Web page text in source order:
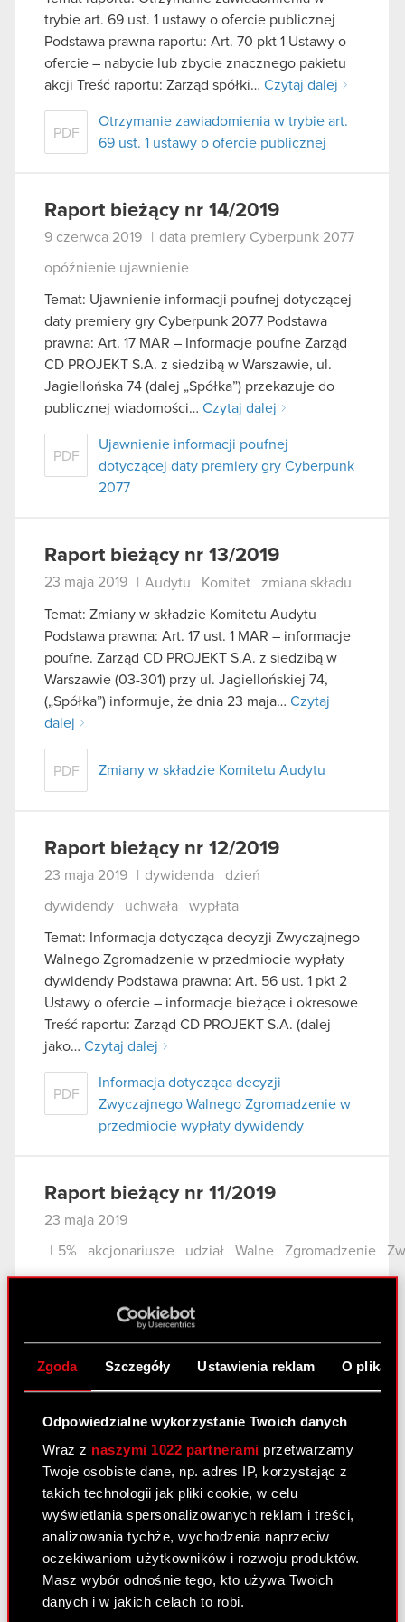
Zgoda Szczegóły Ustawienia reklam O
Odpowiedzialne wykorzystanie Twoich danych
Wraz z naszymi 1022 partnerami przetwarzamy
Twoje osobiste dane, np. adres IP, korzystając z
takich technologii jak pliki cookie, w celu
wyświetlania spersonalizowanych reklam i treści,
analizowania tychże, wychodzenia naprzeciw
oczekiwaniom użytkowników i rozwoju produktów.
Masz wybór odnośnie tego, kto używa Twoich
danych i w jakich celach to robi.
trybie art. 69 ust. 1 ustawy o ofercie publicznej
Podstawa prawna raportu: Art. 70 pkt 1 Ustawy o
ofercie – nabycie lub zbycie znacznego pakietu
akcji Treść raportu: Zarząd spółki… Czytaj dalej
PDF
Otrzymanie zawiadomienia w trybie art.
69 ust. 1 ustawy o ofercie publicznej
Raport bieżący nr 14/2019
9 czerwca 2019 data premiery Cyberpunk 2077
opóźnienie ujawnienie
Temat: Ujawnienie informacji poufnej dotyczącej
daty premiery gry Cyberpunk 2077 Podstawa
prawna: Art. 17 MAR – Informacje poufne Zarząd
CD PROJEKT S.A. z siedzibą w Warszawie, ul.
Jagiellońska 74 (dalej „Spółka”) przekazuje do
publicznej wiadomości… Czytaj dalej
PDF
Ujawnienie informacji poufnej
dotyczącej daty premiery gry Cyberpunk
2077
Raport bieżący nr 13/2019
23 maja 2019 Audytu Komitet zmiana składu
Temat: Zmiany w składzie Komitetu Audytu
Podstawa prawna: Art. 17 ust. 1 MAR – informacje
poufne. Zarząd CD PROJEKT S.A. z siedzibą w
Warszawie (03-301) przy ul. Jagiellońskiej 74,
(„Spółka”) informuje, że dnia 23 maja… Czytaj
dalej
PDF Zmiany w składzie Komitetu Audytu
Raport bieżący nr 12/2019
23 maja 2019 dywidenda dzień
dywidendy uchwała wypłata
Temat: Informacja dotycząca decyzji Zwyczajnego
Walnego Zgromadzenie w przedmiocie wypłaty
dywidendy Podstawa prawna: Art. 56 ust. 1 pkt 2
Ustawy o ofercie – informacje bieżące i okresowe
Treść raportu: Zarząd CD PROJEKT S.A. (dalej
jako… Czytaj dalej
PDF
Informacja dotycząca decyzji
Zwyczajnego Walnego Zgromadzenie w
przedmiocie wypłaty dywidendy
Raport bieżący nr 11/2019
23 maja 2019
5% akcjonariusze udział Walne Zgromadzenie
Temat: Akcjonariusze posiadający co najmniej 5%
głosów na Zwyczajnym Walnym Zgromadzeniu
Akcjonariuszy Spółki. Podstawa prawna: 70 pkt 3
Ustawy o ofercie – WZA lista powyżej 5 % Zarząd
Spółki pod firmą CD PROJEKT Spółka Akcyjna…
Czytaj dalej
Akcjonariusze posiadający co najmniej
5% głosów na Zwyczajnym Walnym
Zgromadzeniu Akcjonariuszy Spółki.
Raport bieżący nr 10/2019
23 maja 2019
Temat: Uchwały podjęte przez Zwyczajne Walne